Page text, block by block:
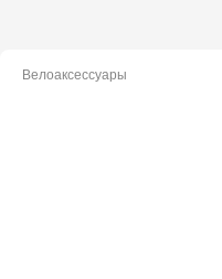
Велоаксессуары